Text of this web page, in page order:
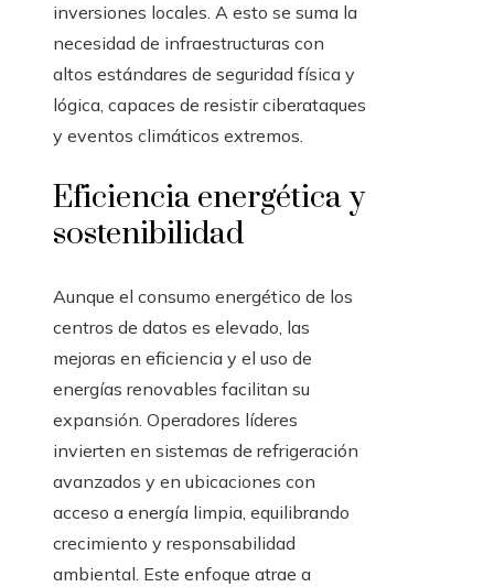
inversiones locales. A esto se suma la
necesidad de infraestructuras con
altos estándares de seguridad física y
lógica, capaces de resistir ciberataques
y eventos climáticos extremos.
Eficiencia energética y
sostenibilidad
Aunque el consumo energético de los
centros de datos es elevado, las
mejoras en eficiencia y el uso de
energías renovables facilitan su
expansión. Operadores líderes
invierten en sistemas de refrigeración
avanzados y en ubicaciones con
acceso a energía limpia, equilibrando
crecimiento y responsabilidad
ambiental. Este enfoque atrae a